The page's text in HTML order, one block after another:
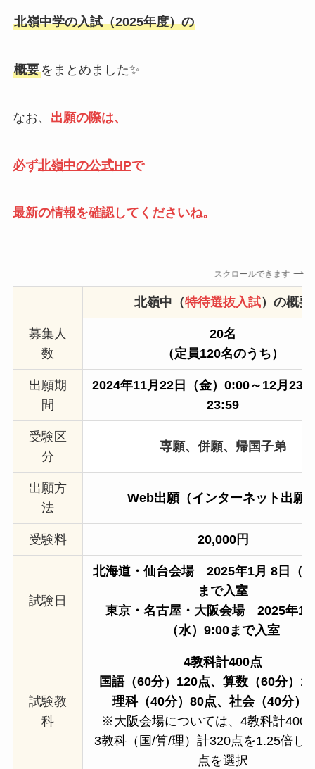
北嶺中学の入試（2025年度）の
概要をまとめました✨
なお、 出願の際は、
必ず北嶺中の公式HPで
最新の情報を確認してくださいね。
スクロールできます
北嶺中（特待選抜入試）の概要
募集人
数
20名
（定員120名のうち）
出願期
間
2024年11月22日（金）0:00～12月23
23:59
受験区
分
専願、併願、帰国子弟
出願方
法
Web出願（インターネット出願
受験料 20,000円
試験日
北海道・仙台会場
2025年1月 8日（
まで入室
東京・名古屋・大阪会場
2025年1
（水）9:00まで入室
試験教
科
4教科計400点
国語（60分）120点、算数（60分）
理科（40分）80点、社会（40分）
※大阪会場については、4教科計400
3教科（国/算/理）計320点を1.25倍し
点を選択